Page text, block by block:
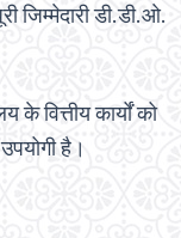
जिम्मेदारी डी.डी.ओ.
वित्तीय कार्यों को
है।